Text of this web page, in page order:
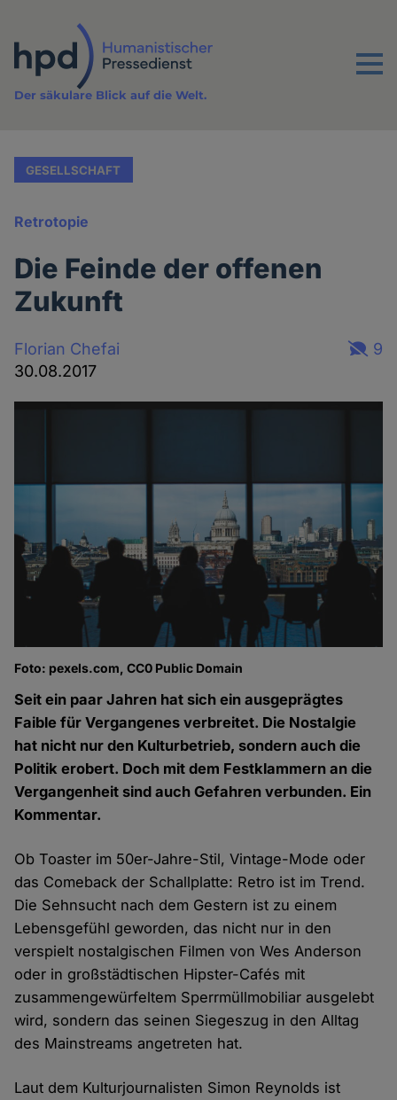
Inhalt
Menu
Der säkulare Blick auf die Welt.
GESELLSCHAFT
Retrotopie
Die Feinde der offenen
Zukunft
Florian Chefai
30.08.2017
9
Foto: pexels.com, CC0 Public Domain
Seit ein paar Jahren hat sich ein ausgeprägtes
Faible für Vergangenes verbreitet. Die Nostalgie
hat nicht nur den Kulturbetrieb, sondern auch die
Politik erobert. Doch mit dem Festklammern an die
Vergangenheit sind auch Gefahren verbunden. Ein
Kommentar.
Ob Toaster im 50er-Jahre-Stil, Vintage-Mode oder
das Comeback der Schallplatte: Retro ist im Trend.
Die Sehnsucht nach dem Gestern ist zu einem
Lebensgefühl geworden, das nicht nur in den
verspielt nostalgischen Filmen von Wes Anderson
oder in großstädtischen Hipster-Cafés mit
zusammengewürfeltem Sperrmüllmobiliar ausgelebt
wird, sondern das seinen Siegeszug in den Alltag
des Mainstreams angetreten hat.
Laut dem Kulturjournalisten Simon Reynolds ist